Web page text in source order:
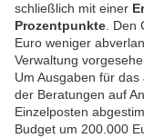
schließlich mit einer
Prozentpunkte .
Euro weniger
Verwaltung
Um Ausgaben für
der Beratungen auf
Einzelposten
Budget um 200.000